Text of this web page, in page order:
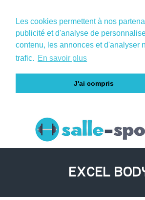
Les cookies permettent à nos
publicité et d'analyse de
contenu, les annonces et d'analyser
trafic. En savoir plus
J'ai compris
EXCEL